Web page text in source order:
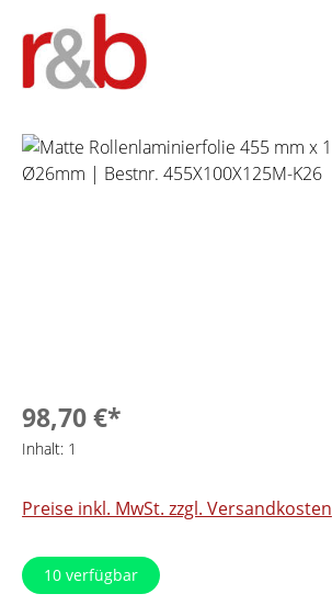
Bildergalerie überspringen
98,70 €*
Inhalt: 1
Preise inkl. MwSt. zzgl. Versandkosten
10 verfügbar